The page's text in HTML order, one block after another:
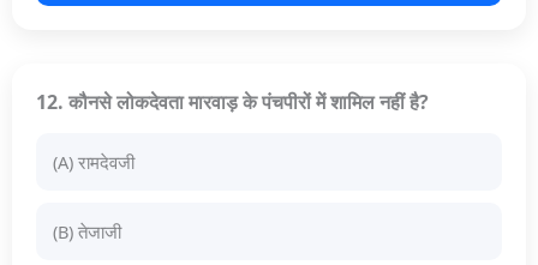
12. कौनसे लोकदेवता मारवाड़ के पंचपीरों में शामिल नहीं है?
(A) रामदेवजी
(B) तेजाजी